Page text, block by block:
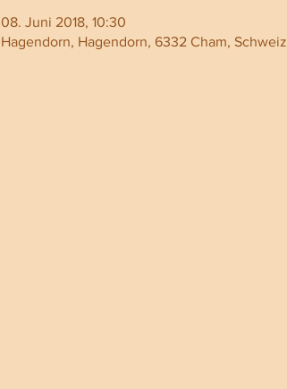
08. Juni 2018, 10:30
Hagendorn, Hagendorn, 6332 Cham, Schweiz